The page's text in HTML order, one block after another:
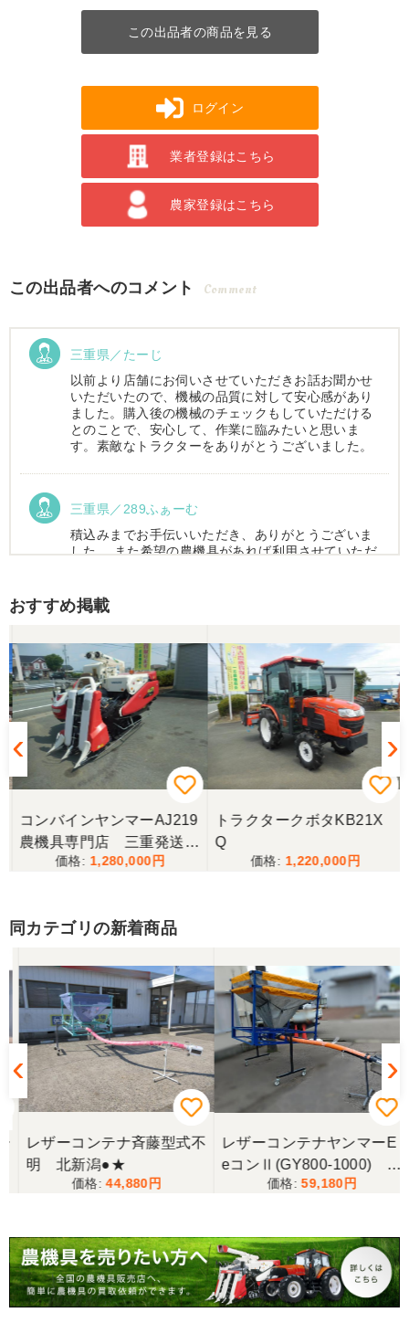
この出品者の商品を見る
ログイン
業者登録はこちら
農家登録はこちら
この出品者へのコメント Comment
三重県／たーじ
以前より店舗にお伺いさせていただきお話お聞かせ
いただいたので、機械の品質に対して安心感があり
ました。購入後の機械のチェックもしていただける
とのことで、安心して、作業に臨みたいと思いま
す。素敵なトラクターをありがとうございました。
三重県／289ふぁーむ
積込みまでお手伝いいただき、ありがとうございま
した。 また希望の農機具があれば利用させていただ
この度はお世話になりました。また、機会があれば
よろしくお願いします。
三重県／ユウスケ
購入から引き取りまでスムーズでした。ありがとう
ございました。
三重県／
当方の要望に対して、素早く対応していただき感謝
スタッフの鈴木さんが親切で機械に詳しく 丁寧にご
対応頂きました。 ありがとう！ 少し距離はあります
が、今後も農機具を買う際はのうき屋さんを利用し
ようと思います。
三重県／miraisann
写真と現物が違いすぎる
三重県／谷本勝美
こちらの、対応も、よく、大変、満足、です。
三重県／谷本勝美
こちらの、対応、も、よくして、くれました。
おすすめ掲載
コンバインヤンマーAJ219
農機具専門店 三重発送整
備済み
1,280,000
トラクタークボタKB21X
Q
1,220,000
同カテゴリの新着商品
レザーコンテナ斉藤型式不
明 北新潟●★
44,880
レザーコンテナヤンマーE
eコンⅡ(GY800-1000) 上
59,180